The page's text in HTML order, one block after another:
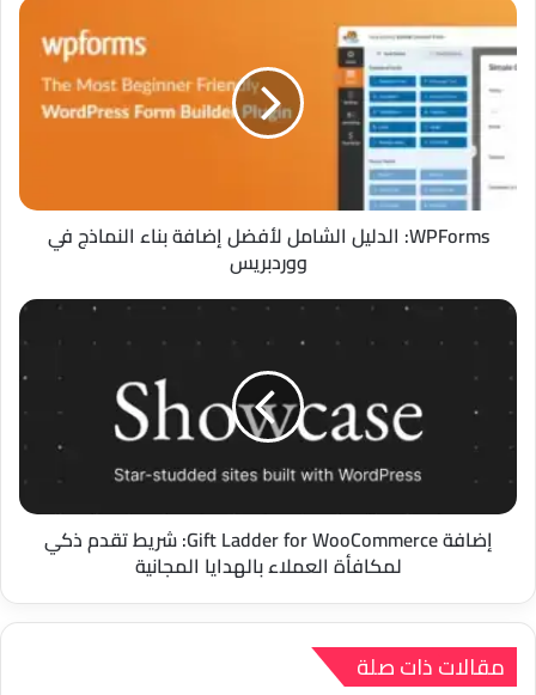
إضافة MultiUniversalPress Floating Support
لووردبريس: زر دعم عائم لتواصل أسرع مع العملاء الدليل
الشامل
لأفضل
بناء
النماذج
في
ووردبريس
WPForms: الدليل الشامل لأفضل إضافة بناء النماذج في
ووردبريس
إضافة
Gift
for
WooCommerce:
ذكي
لمكافأة
العملاء
بالهدايا
إضافة Gift Ladder for WooCommerce: شريط تقدم ذكي
لمكافأة العملاء بالهدايا المجانية
مقالات ذات صلة